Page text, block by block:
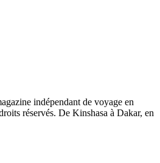
indépendant de voyage en
réservés. De Kinshasa à Dakar, en